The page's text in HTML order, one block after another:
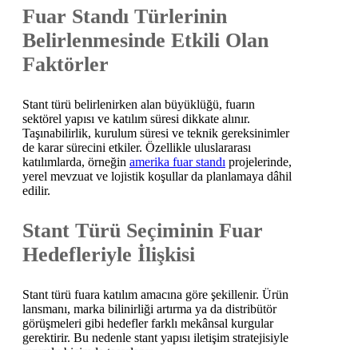
Fuar Standı Türlerinin
Belirlenmesinde Etkili Olan
Faktörler
Stant türü belirlenirken alan büyüklüğü, fuarın
sektörel yapısı ve katılım süresi dikkate alınır.
Taşınabilirlik, kurulum süresi ve teknik gereksinimler
de karar sürecini etkiler. Özellikle uluslararası
katılımlarda, örneğin amerika fuar standı projelerinde,
yerel mevzuat ve lojistik koşullar da planlamaya dâhil
edilir.
Stant Türü Seçiminin Fuar
Hedefleriyle İlişkisi
Stant türü fuara katılım amacına göre şekillenir. Ürün
lansmanı, marka bilinirliği artırma ya da distribütör
görüşmeleri gibi hedefler farklı mekânsal kurgular
gerektirir. Bu nedenle stant yapısı iletişim stratejisiyle